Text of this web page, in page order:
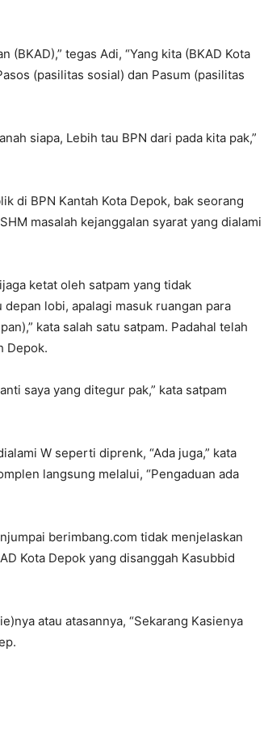
(BKAD),” tegas Adi, “Yang kita (BKAD Kota
(pasilitas sosial) dan Pasum (pasilitas
siapa, Lebih tau BPN dari pada kita pak,”
di BPN Kantah Kota Depok, bak seorang
masalah kejanggalan syarat yang dialami
ketat oleh satpam yang tidak
lobi, apalagi masuk ruangan para
kata salah satu satpam. Padahal telah
Depok.
saya yang ditegur pak,” kata satpam
W seperti diprenk, “Ada juga,” kata
langsung melalui, “Pengaduan ada
berimbang.com tidak menjelaskan
Kota Depok yang disanggah Kasubbid
atau atasannya, “Sekarang Kasienya